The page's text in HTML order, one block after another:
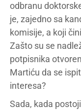
odbranu
je, zajedno sa
komisije, a koji
Zašto su se
potpisnika
Martiću da se
interesa?
Sada, kada